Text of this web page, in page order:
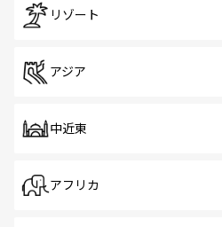
リゾート
アジア
中近東
アフリカ